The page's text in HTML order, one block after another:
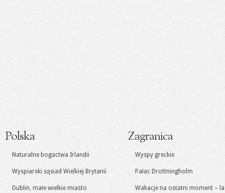
Polska
Naturalne bogactwa Irlandii
Wyspiarski sąsiad Wielkiej Brytanii
Dublin, małe wielkie miasto
Zagranica
Wyspy greckie
Pałac Drottningholm
Wakacje na ostatni moment –